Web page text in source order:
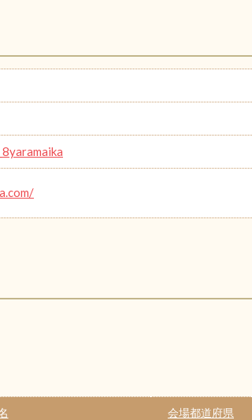
会場都道府県